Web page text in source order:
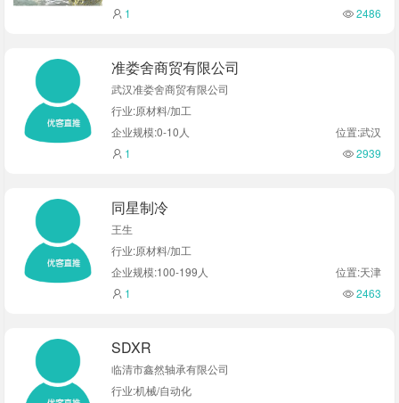
1
2486
准娄舍商贸有限公司
武汉准娄舍商贸有限公司
行业:原材料/加工
企业规模:0-10人
位置:武汉
1
2939
同星制冷
王生
行业:原材料/加工
企业规模:100-199人
位置:天津
1
2463
SDXR
临清市鑫然轴承有限公司
行业:机械/自动化